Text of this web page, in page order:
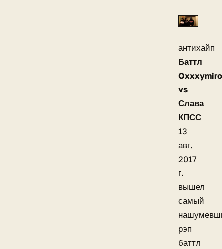
антихайп
Баттл
vs
Слава
КПСС
13
авг.
2017
г.
вышел
самый
рэп
баттл